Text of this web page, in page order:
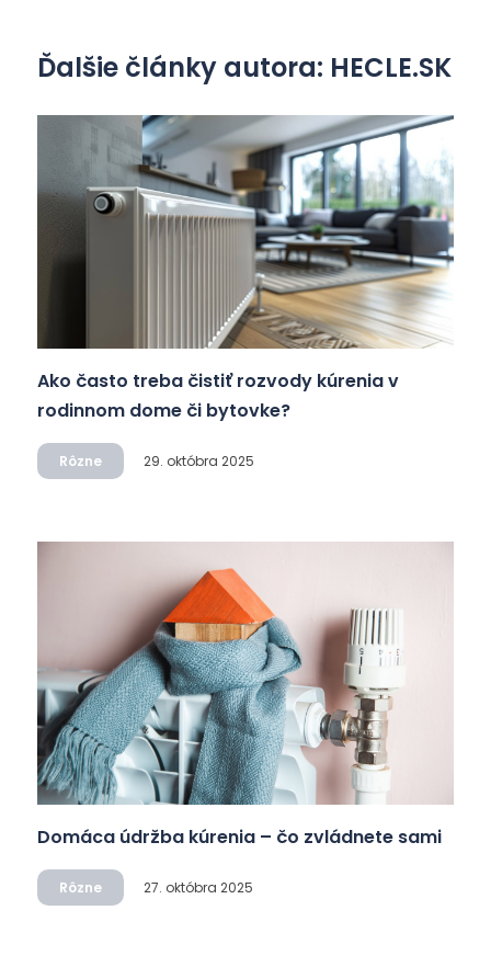
Ďalšie články autora: HECLE.SK
Ako často treba čistiť rozvody kúrenia v
rodinnom dome či bytovke?
Rôzne 29. októbra 2025
Domáca údržba kúrenia – čo zvládnete sami
Rôzne 27. októbra 2025